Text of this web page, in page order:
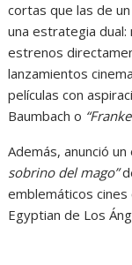
cortas que las de
una estrategia
estrenos
lanzamientos
películas con
Baumbach o
Además, anunció
sobrino del mago”
emblemáticos
Egyptian de Los